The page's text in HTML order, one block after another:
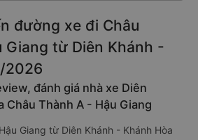
đường xe đi Châu
Giang từ Diên Khánh -
2026
đánh giá nhà xe Diên
Châu Thành A - Hậu Giang
Giang từ Diên Khánh - Khánh Hòa